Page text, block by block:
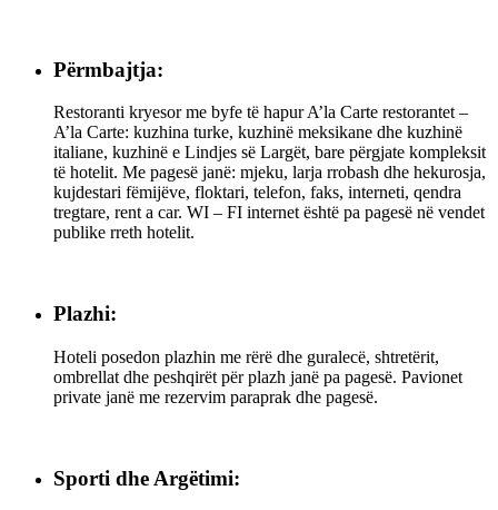
Përmbajtja:
Restoranti kryesor me byfe të hapur A’la Carte restorantet –
A’la Carte: kuzhina turke, kuzhinë meksikane dhe kuzhinë
italiane, kuzhinë e Lindjes së Largët, bare përgjate kompleksit
të hotelit. Me pagesë janë: mjeku, larja rrobash dhe hekurosja,
kujdestari fëmijëve, floktari, telefon, faks, interneti, qendra
tregtare, rent a car. WI – FI internet është pa pagesë në vendet
publike rreth hotelit.
Plazhi:
Hoteli posedon plazhin me rërë dhe guralecë, shtretërit,
ombrellat dhe peshqirët për plazh janë pa pagesë. Pavionet
private janë me rezervim paraprak dhe pagesë.
Sporti dhe Argëtimi: